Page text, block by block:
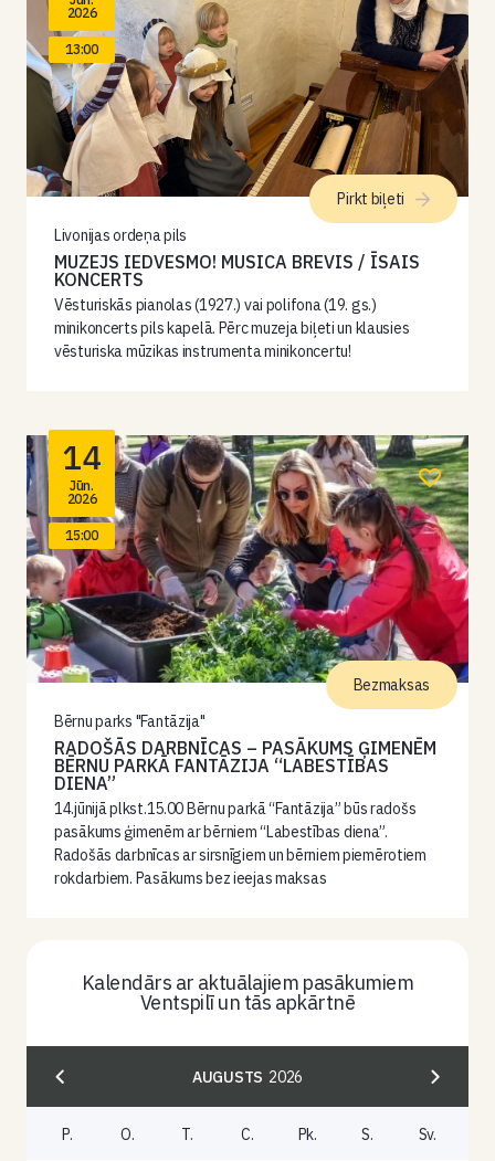
2026
13:00
Livonijas ordeņa pils
MUZEJS IEDVESMO! MUSICA BREVIS / ĪSAIS
KONCERTS
Vēsturiskās pianolas (1927.) vai polifona (19. gs.)
minikoncerts pils kapelā. Pērc muzeja biļeti un klausies
vēsturiska mūzikas instrumenta minikoncertu!
Pirkt biļeti
14
Jūn.
2026
15:00
Bērnu parks "Fantāzija"
RADOŠĀS DARBNĪCAS – PASĀKUMS ĢIMENĒM
BĒRNU PARKĀ FANTĀZIJA “LABESTĪBAS
DIENA”
14.jūnijā plkst.15.00 Bērnu parkā “Fantāzija” būs radošs
pasākums ģimenēm ar bērniem “Labestības diena”.
Radošās darbnīcas ar sirsnīgiem un bērniem piemērotiem
rokdarbiem. Pasākums bez ieejas maksas
Bezmaksas
Kalendārs ar aktuālajiem pasākumiem
Ventspilī un tās apkārtnē
AUGUSTS 2026
P. O. T. C. Pk. S. Sv.